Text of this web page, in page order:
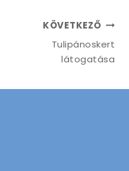
KÖVETKEZŐ
Tulipánoskert
látogatása